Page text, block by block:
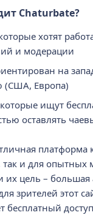
Chaturbate?
хотят
и модерации
на
(США, Европа)
ищут
оставлять
платформа
и для опытных
их цель – большая
зрителей этот
бесплатный